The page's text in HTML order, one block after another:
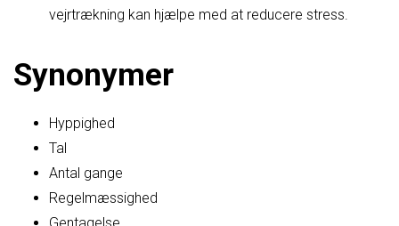
vejrtrækning kan hjælpe med at reducere stress.
Synonymer
Hyppighed
Tal
Antal gange
Regelmæssighed